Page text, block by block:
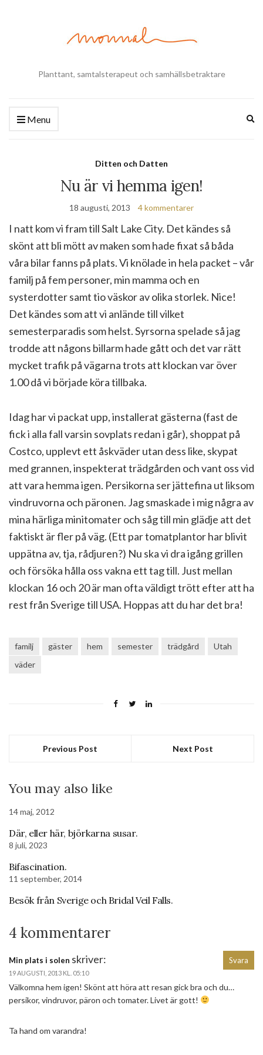
Planttant, samtalsterapeut och samhällsbetraktare
Menu
Ditten och Datten
Nu är vi hemma igen!
18 augusti, 2013 4 kommentarer
I natt kom vi fram till Salt Lake City. Det kändes så
skönt att bli mött av maken som hade fixat så båda
våra bilar fanns på plats. Vi knölade in hela packet – vår
familj på fem personer, min mamma och en
systerdotter samt tio väskor av olika storlek. Nice!
Det kändes som att vi anlände till vilket
semesterparadis som helst. Syrsorna spelade så jag
trodde att någons billarm hade gått och det var rätt
mycket trafik på vägarna trots att klockan var över
1.00 då vi började köra tillbaka.
Idag har vi packat upp, installerat gästerna (fast de
fick i alla fall varsin sovplats redan i går), shoppat på
Costco, upplevt ett åskväder utan dess like, skypat
med grannen, inspekterat trädgården och vant oss vid
att vara hemma igen. Persikorna ser jättefina ut liksom
vindruvorna och päronen. Jag smaskade i mig några av
mina härliga minitomater och såg till min glädje att det
faktiskt är fler på väg. (Ett par tomatplantor har blivit
uppätna av, tja, rådjuren?) Nu ska vi dra igång grillen
och försöka hålla oss vakna ett tag till. Just mellan
klockan 16 och 20 är man ofta väldigt trött efter att ha
rest från Sverige till USA. Hoppas att du har det bra!
familj gäster hem semester trädgård
Utah
väder
Previous Post Next Post
You may also like
14 maj, 2012
Där, eller här, björkarna susar.
8 juli, 2023
Bifascination.
11 september, 2014
Besök från Sverige och Bridal Veil Falls.
4 kommentarer
Min plats i solen skriver:
19 AUGUSTI, 2013 KL. 05:10
Välkomna hem igen! Skönt att höra att resan gick bra och du…
persikor, vindruvor, päron och tomater. Livet är gott!
Ta hand om varandra!
Svara